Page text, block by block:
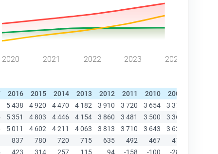
2020 2021 2022 2023 2024
2016 2015 2014 2013 2012 2011 2010 2009